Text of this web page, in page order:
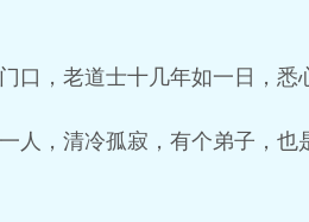
口，老道士十几年如一日，悉
人，清冷孤寂，有个弟子，也